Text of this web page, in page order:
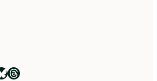
Luonnonsuojeluliitto Threadsissa